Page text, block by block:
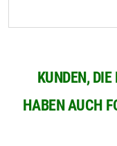
KUNDEN,
HABEN AUCH